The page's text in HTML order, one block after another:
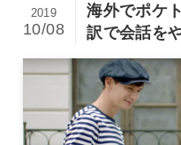
海外でポケ
訳で会話を
2019
10/08